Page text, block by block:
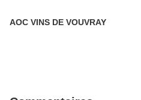
AOC VINS DE VOUVRAY